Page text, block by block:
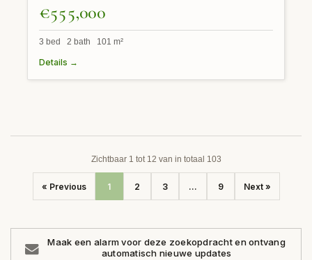
€555,000
3 bed 2 bath 101 m²
Details →
Zichtbaar 1 tot 12 van in totaal 103
« Previous 1 2 3 ... 9 Next »
Maak een alarm voor deze zoekopdracht en ontvang
automatisch nieuwe updates